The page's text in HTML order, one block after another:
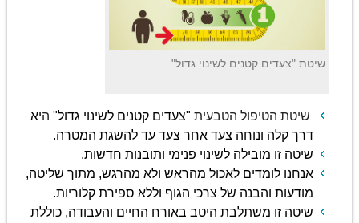
שיטת "צעדים קטנים לשינוי גדול"
שיטת הטיפול הטבעית "צעדים קטנים לשינוי גדול"היא
דרך קלה ונוחה צעד אחר צעד עד להשגת המטרה.
שיטה זו מובילה לשינוי פנימי ותובנות חדשות.
אנחנו לומדים לאכול מהראש ולא מהרגש, מתוך שליטה,
מודעות והבנה של צרכי הגוף וללא ספירת קלוריות.
שיטה זו משתלבת היטב באורח החיים והעבודה, כוללת